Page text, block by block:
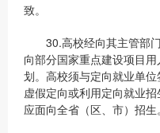
致。
30.高校经向其主管部门
向部分国家重点建设项目
划。高校须与定向就业单
虚假定向或利用定向就业
应面向全省（区、市）招生。